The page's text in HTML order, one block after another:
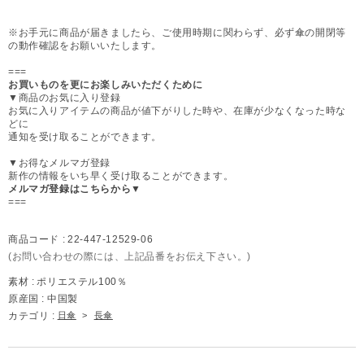
※お手元に商品が届きましたら、ご使用時期に関わらず、必ず傘の開閉等
の動作確認をお願いいたします。
===
お買いものを更にお楽しみいただくために
▼商品のお気に入り登録
お気に入りアイテムの商品が値下がりした時や、在庫が少なくなった時な
どに
通知を受け取ることができます。
▼お得なメルマガ登録
新作の情報をいち早く受け取ることができます。
メルマガ登録はこちらから▼
===
商品コード : 22-447-12529-06
(お問い合わせの際には、上記品番をお伝え下さい。)
素材 : ポリエステル100％
原産国 : 中国製
カテゴリ : 日傘 > 長傘